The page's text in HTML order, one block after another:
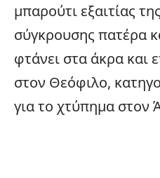
μπαρούτι εξαιτίας
σύγκρουσης πατέρα
φτάνει στα άκρα και
στον Θεόφιλο,
για το χτύπημα στον